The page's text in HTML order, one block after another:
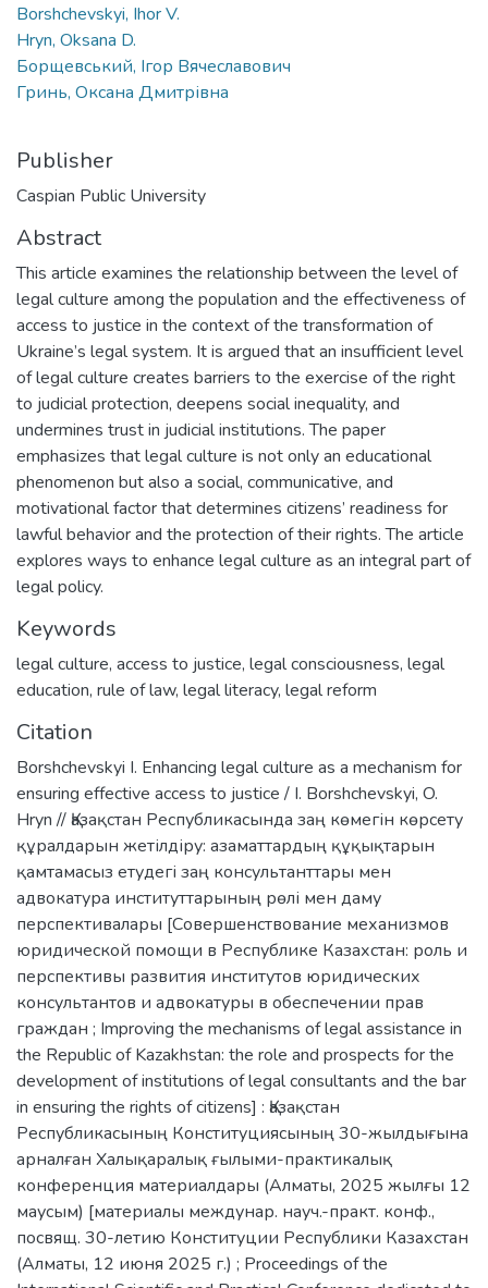
Borshchevskyi, Ihor V.
Hryn, Oksana D.
Борщевський, Ігор Вячеславович
Гринь, Оксана Дмитрівна
Publisher
Caspian Public University
Abstract
This article examines the relationship between the level of
legal culture among the population and the effectiveness of
access to justice in the context of the transformation of
Ukraine’s legal system. It is argued that an insufficient level
of legal culture creates barriers to the exercise of the right
to judicial protection, deepens social inequality, and
undermines trust in judicial institutions. The paper
emphasizes that legal culture is not only an educational
phenomenon but also a social, communicative, and
motivational factor that determines citizens’ readiness for
lawful behavior and the protection of their rights. The article
explores ways to enhance legal culture as an integral part of
legal policy.
Keywords
legal culture, access to justice, legal consciousness, legal
education, rule of law, legal literacy, legal reform
Citation
Borshchevskyi I. Enhancing legal culture as a mechanism for
ensuring effective access to justice / I. Borshchevskyi, O.
Hryn // Қазақстан Республикасында заң көмегін көрсету
құралдарын жетілдіру: азаматтардың құқықтарын
қамтамасыз етудегі заң консультанттары мен
адвокатура институттарының рөлі мен даму
перспективалары [Совершенствование механизмов
юридической помощи в Республике Казахстан: роль и
перспективы развития институтов юридических
консультантов и адвокатуры в обеспечении прав
граждан ; Improving the mechanisms of legal assistance in
the Republic of Kazakhstan: the role and prospects for the
development of institutions of legal consultants and the bar
in ensuring the rights of citizens] : Қазақстан
Республикасының Конституциясының 30-жылдығына
арналған Халықаралық ғылыми-практикалық
конференция материалдары (Алматы, 2025 жылғы 12
маусым) [материалы междунар. науч.-практ. конф.,
посвящ. 30-летию Конституции Республики Казахстан
(Алматы, 12 июня 2025 г.) ; Proceedings of the